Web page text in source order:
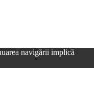
navigării implică